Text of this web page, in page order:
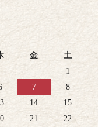
金
土
1
7
8
14
15
21 22